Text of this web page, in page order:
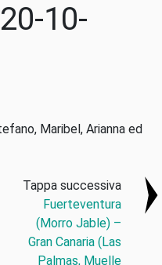
10-
Maribel, Arianna ed
Tappa successiva
Fuerteventura
(Morro Jable) –
Gran Canaria (Las
Palmas, Muelle